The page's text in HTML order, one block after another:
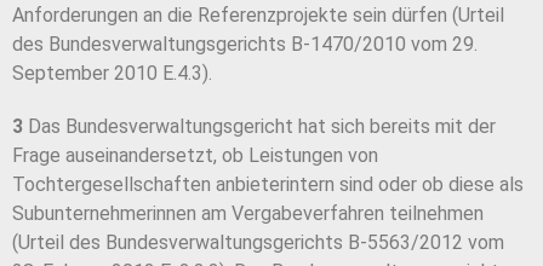
Anforderungen an die Referenzprojekte sein dürfen (Urteil
des Bundesverwaltungsgerichts B-1470/2010 vom 29.
September 2010 E.4.3).
3 Das Bundesverwaltungsgericht hat sich bereits mit der
Frage auseinandersetzt, ob Leistungen von
Tochtergesellschaften anbieterintern sind oder ob diese als
Subunternehmerinnen am Vergabeverfahren teilnehmen
(Urteil des Bundesverwaltungsgerichts B-5563/2012 vom